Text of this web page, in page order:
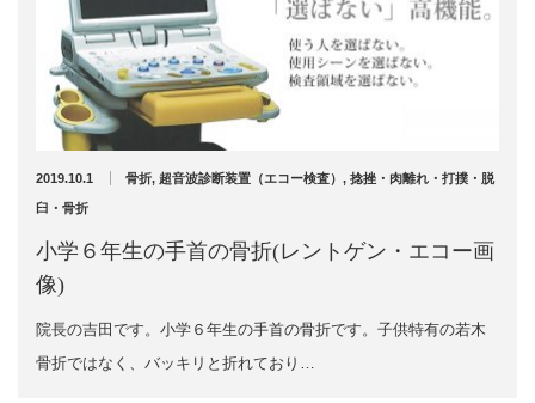
2019.10.1 骨折, 超音波診断装置（エコー検査） , 捻挫・肉離れ・打撲・脱
臼・骨折
小学６年生の手首の骨折(レントゲン・エコー画
像)
院長の吉田です。小学６年生の手首の骨折です。子供特有の若木
骨折ではなく、バッキリと折れており…
2017年7月
2017年6月
2017年5月
2017年4月
2017年3月
休日診療・休診の御案内